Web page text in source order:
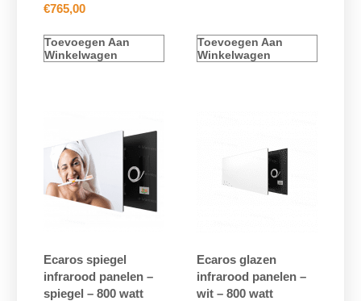
€765,00
Toevoegen Aan
Winkelwagen
Toevoegen Aan
Winkelwagen
Ecaros spiegel
infrarood panelen –
spiegel – 800 watt
Ecaros glazen
infrarood panelen –
wit – 800 watt